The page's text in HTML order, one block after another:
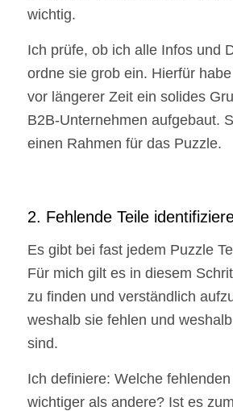
wichtig.
Ich prüfe, ob ich alle Infos und
ordne sie grob ein. Hierfür
vor längerer Zeit ein solides
B2B-Unternehmen aufgebaut.
einen Rahmen für das Puzzle.
2. Fehlende Teile
Es gibt bei fast jedem Puzzle
Für mich gilt es in diesem
zu finden und verständlich
weshalb sie fehlen und
sind.
Ich definiere: Welche
wichtiger als andere? Ist es